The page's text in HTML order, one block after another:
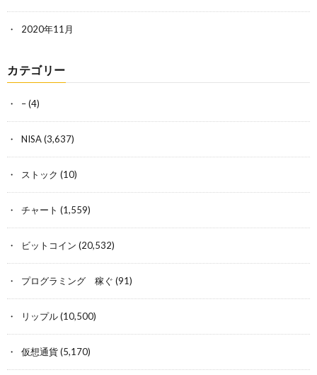
2020年11月
カテゴリー
–(4)
NISA(3,637)
ストック (10)
チャート (1,559)
ビットコイン (20,532)
プログラミング 稼ぐ (91)
リップル(10,500)
仮想通貨(5,170)